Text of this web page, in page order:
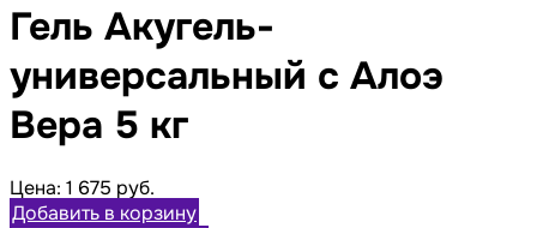
Гель Акугель-
универсальный с Алоэ
Вера 5 кг
Цена: 1 675 руб.
Добавить в корзину